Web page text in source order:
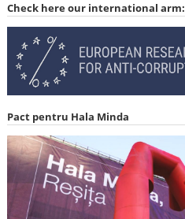
Check here our international arm:
Pact pentru Hala Minda